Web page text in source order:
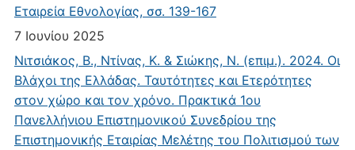
Εταιρεία Εθνολογίας, σσ. 139-167
7 Ιουνίου 2025
Νιτσιάκος, Β., Ντίνας, Κ. & Σιώκης, Ν. (επιμ.). 2024. Οι
Βλάχοι της Ελλάδας. Ταυτότητες και Ετερότητες
στον χώρο και τον χρόνο. Πρακτικά 1ου
Πανελλήνιου Επιστημονικού Συνεδρίου της
Επιστημονικής Εταιρίας Μελέτης του Πολιτισμού των